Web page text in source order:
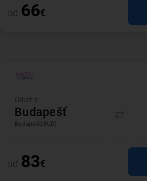
od 66€
Odlet z
Budapešť
Budapešť(BUD)
od 83€